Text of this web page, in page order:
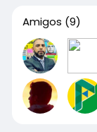
Amigos (9)